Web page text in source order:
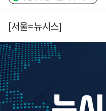
[서울=뉴시스]